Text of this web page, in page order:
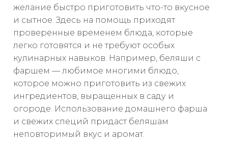
желание быстро приготовить что-то вкусное
и сытное. Здесь на помощь приходят
проверенные временем блюда, которые
легко готовятся и не требуют особых
кулинарных навыков. Например, беляши с
фаршем — любимое многими блюдо,
которое можно приготовить из свежих
ингредиентов, выращенных в саду и
огороде. Использование домашнего фарша
и свежих специй придаст беляшам
неповторимый вкус и аромат.